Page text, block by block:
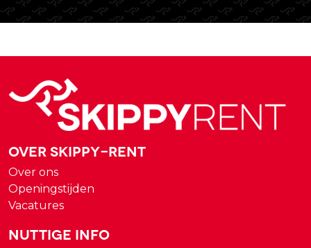
Over Skippy-rent
Over ons
Openingstijden
Vacatures
Nuttige Info